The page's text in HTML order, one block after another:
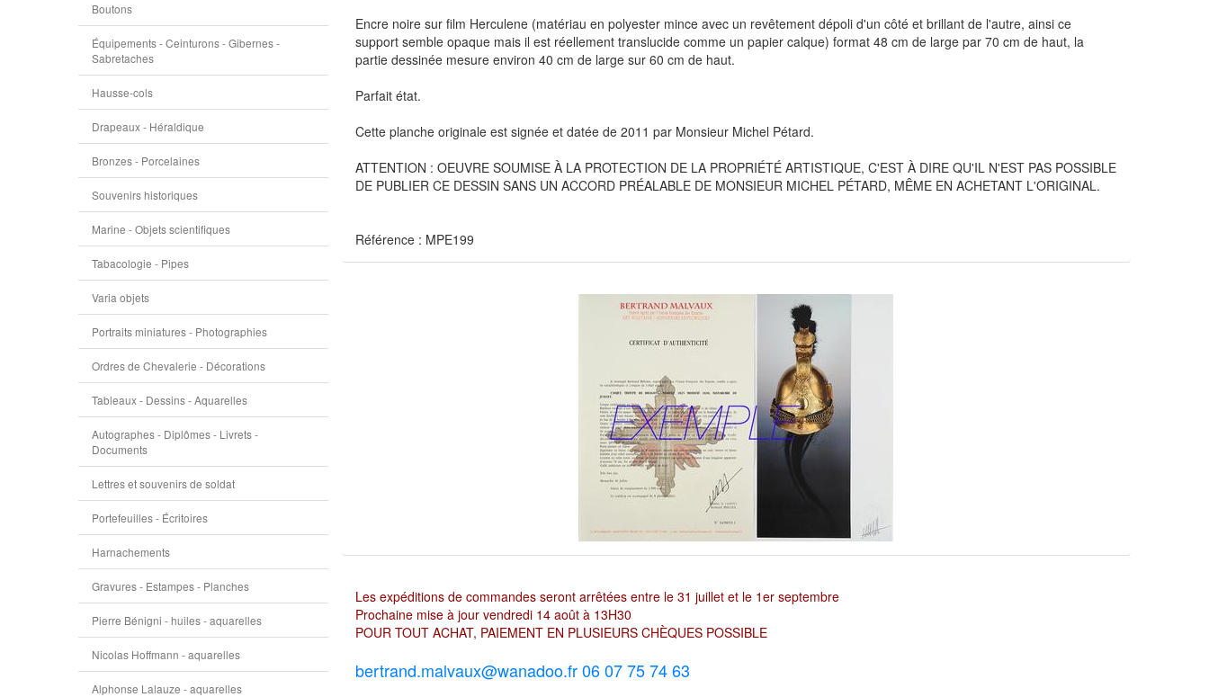
Boutons
Équipements - Ceinturons - Gibernes -
Sabretaches
Hausse-cols
Drapeaux - Héraldique
Bronzes - Porcelaines
Souvenirs historiques
Marine - Objets scientifiques
Tabacologie - Pipes
Varia objets
Portraits miniatures - Photographies
Ordres de Chevalerie - Décorations
Tableaux - Dessins - Aquarelles
Autographes - Diplômes - Livrets -
Documents
Lettres et souvenirs de soldat
Portefeuilles - Écritoires
Harnachements
Gravures - Estampes - Planches
Pierre Bénigni - huiles - aquarelles
Nicolas Hoffmann - aquarelles
Alphonse Lalauze - aquarelles
Encre noire sur film Herculene (matériau en polyester mince avec un revêtement dépoli d'un côté et brillant de l'autre, ainsi ce
support semble opaque mais il est réellement translucide comme un papier calque) format 48 cm de large par 70 cm de haut, la
partie dessinée mesure environ 40 cm de large sur 60 cm de haut.
Parfait état.
Cette planche originale est signée et datée de 2011 par Monsieur Michel Pétard.
ATTENTION : OEUVRE SOUMISE À LA PROTECTION DE LA PROPRIÉTÉ ARTISTIQUE, C'EST À DIRE QU'IL N'EST PAS POSSIBLE
DE PUBLIER CE DESSIN SANS UN ACCORD PRÉALABLE DE MONSIEUR MICHEL PÉTARD, MÊME EN ACHETANT L'ORIGINAL.
Référence : MPE199
Les expéditions de commandes seront arrêtées entre le 31 juillet et le 1er septembre
Prochaine mise à jour vendredi 14 août à 13H30
POUR TOUT ACHAT, PAIEMENT EN PLUSIEURS CHÈQUES POSSIBLE
bertrand.malvaux@wanadoo.fr 06 07 75 74 63